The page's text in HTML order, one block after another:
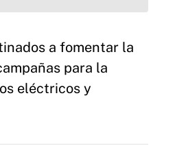
a fomentar la
para la
eléctricos y